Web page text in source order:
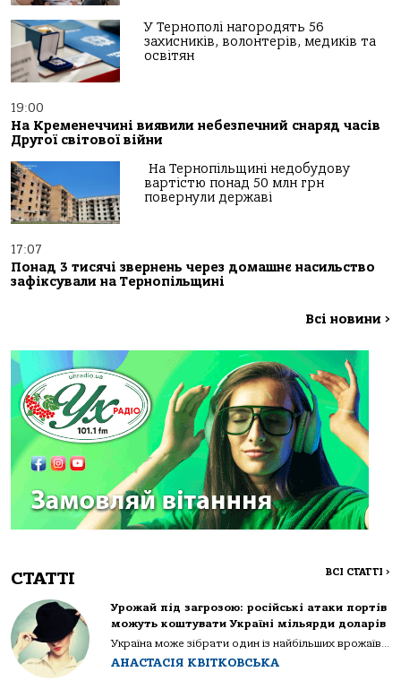
У Тернополі нагородять 56
захисників, волонтерів, медиків та
освітян
19:00
На Кременеччині виявили небезпечний снаряд часів
Другої світової війни
На Тернопільщині недобудову
вартістю понад 50 млн грн
повернули державі
17:07
Понад 3 тисячі звернень через домашнє насильство
зафіксували на Тернопільщині
Всі новини >
СТАТТІ ВСІ СТАТТІ >
Урожай під загрозою: російські атаки портів
можуть коштувати Україні мільярди доларів
Україна може зібрати один із найбільших врожаїв...
АНАСТАСІЯ КВІТКОВСЬКА